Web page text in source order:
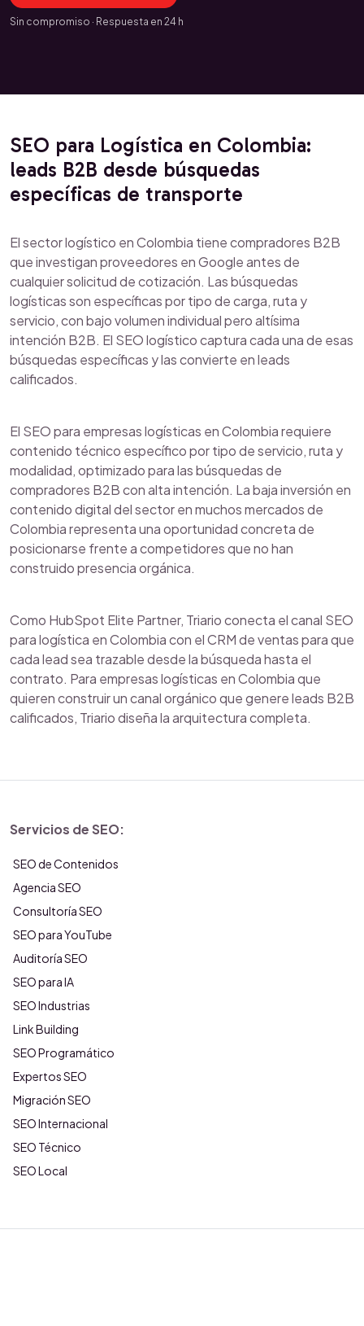
Sin compromiso · Respuesta en 24 h
SEO para Logística en Colombia:
leads B2B desde búsquedas
específicas de transporte
El sector logístico en Colombia tiene compradores B2B
que investigan proveedores en Google antes de
cualquier solicitud de cotización. Las búsquedas
logísticas son específicas por tipo de carga, ruta y
servicio, con bajo volumen individual pero altísima
intención B2B. El SEO logístico captura cada una de esas
búsquedas específicas y las convierte en leads
calificados.
El SEO para empresas logísticas en Colombia requiere
contenido técnico específico por tipo de servicio, ruta y
modalidad, optimizado para las búsquedas de
compradores B2B con alta intención. La baja inversión en
contenido digital del sector en muchos mercados de
Colombia representa una oportunidad concreta de
posicionarse frente a competidores que no han
construido presencia orgánica.
Como HubSpot Elite Partner, Triario conecta el canal SEO
para logística en Colombia con el CRM de ventas para que
cada lead sea trazable desde la búsqueda hasta el
contrato. Para empresas logísticas en Colombia que
quieren construir un canal orgánico que genere leads B2B
calificados, Triario diseña la arquitectura completa.
Servicios de SEO:
SEO de Contenidos
Agencia SEO
Consultoría SEO
SEO para YouTube
Auditoría SEO
SEO para IA
SEO Industrias
Link Building
SEO Programático
Expertos SEO
Migración SEO
SEO Internacional
SEO Técnico
SEO Local